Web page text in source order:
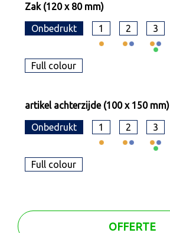
Zak (120 x 80 mm)
Onbedrukt 1 2 3
Full colour
artikel achterzijde (100 x 150 mm)
Onbedrukt 1 2 3
Full colour
OFFERTE